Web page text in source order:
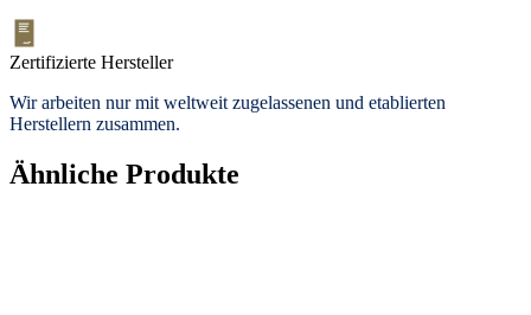
Zertifizierte Hersteller
Wir arbeiten nur mit weltweit zugelassenen und etablierten
Herstellern zusammen.
Ähnliche Produkte